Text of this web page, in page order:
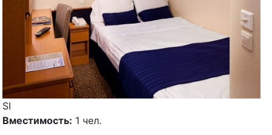
SI
Вместимость: 1 чел.